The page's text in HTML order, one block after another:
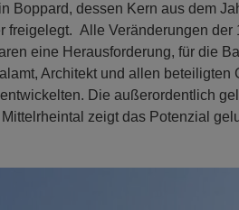
Boppard, dessen Kern aus dem
Alle Veränderungen der
eine Herausforderung, für die
Architekt und allen beteiligten
Die außerordentlich
zeigt das Potenzial